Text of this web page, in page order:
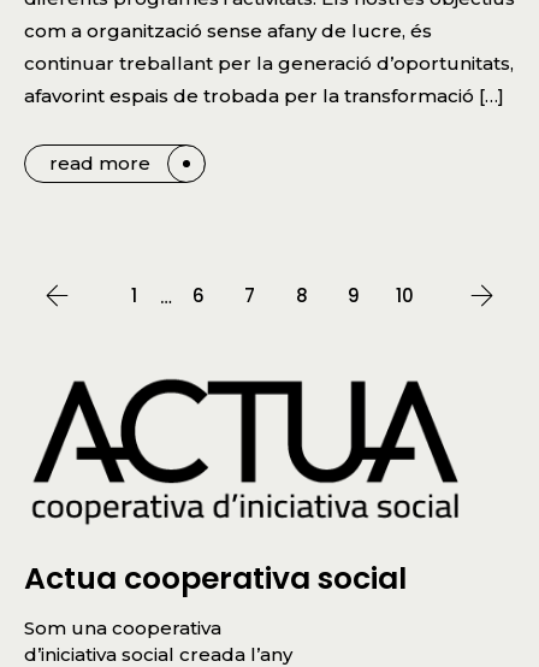
com a organització sense afany de lucre, és
continuar treballant per la generació d’oportunitats,
afavorint espais de trobada per la transformació […]
read more
1 … 6 7 8 9 10
Actua cooperativa social
Som una cooperativa
d’iniciativa social creada l’any